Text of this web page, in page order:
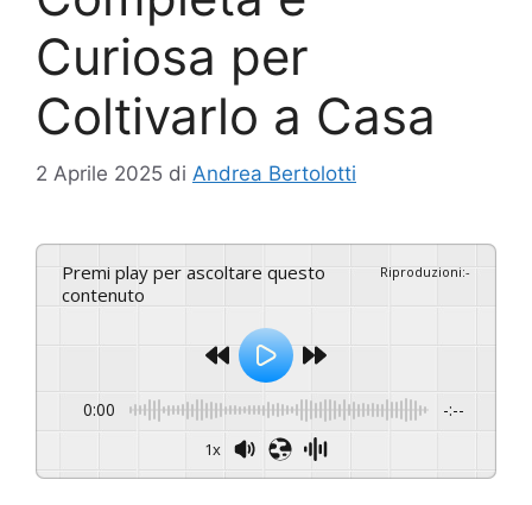
Curiosa per
Coltivarlo a Casa
2 Aprile 2025 di Andrea Bertolotti
Premi play per ascoltare questo
contenuto
Riproduzioni:-
0:00 -:--
1x